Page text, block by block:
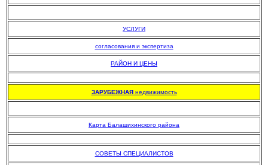
УСЛУГИ
согласования и экспертиза
РАЙОН И ЦЕНЫ
ЗАРУБЕЖНАЯнедвижимость
Карта Балашихинского района
СОВЕТЫ СПЕЦИАЛИСТОВ